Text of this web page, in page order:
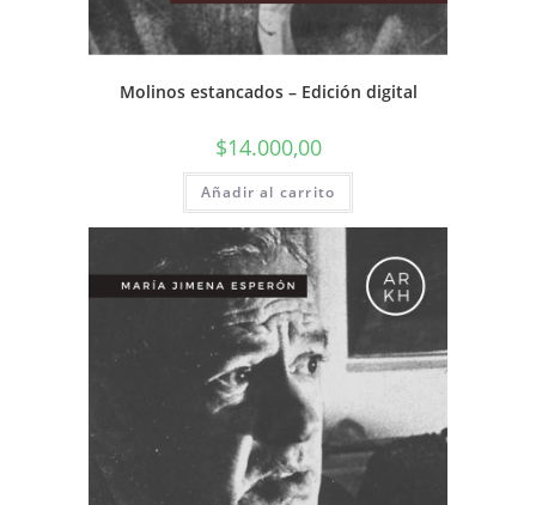
Molinos estancados – Edición digital
$14.000,00
Añadir al carrito